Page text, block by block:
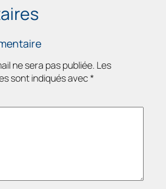
ne sera pas publiée. Les
sont indiqués avec*